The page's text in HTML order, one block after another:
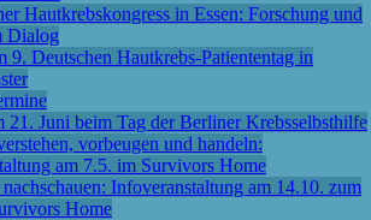
Hautkrebskongress in Essen: Forschung und
Dialog
9. Deutschen Hautkrebs-Patiententag in
21. Juni beim Tag der Berliner Krebsselbsthilfe
vorbeugen und handeln:
am 7.5. im Survivors Home
Infoveranstaltung am 14.10. zum
Home